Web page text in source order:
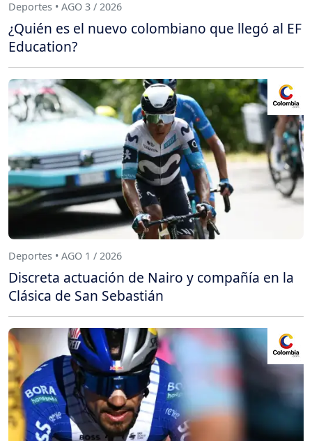
Deportes • AGO 3 / 2026
¿Quién es el nuevo colombiano que llegó al EF
Education?
Deportes • AGO 1 / 2026
Discreta actuación de Nairo y compañía en la
Clásica de San Sebastián